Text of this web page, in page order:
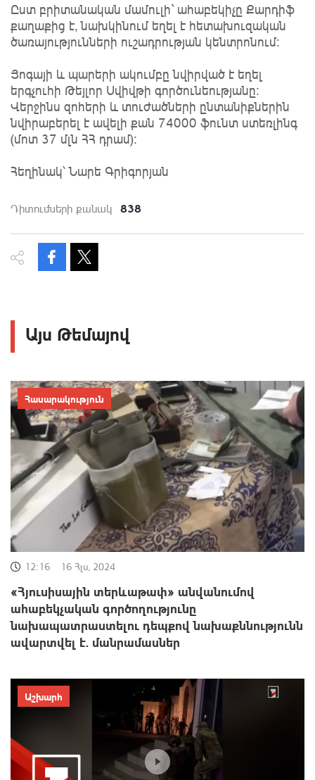
Ըստ բրիտանական մամուլի` ահաբեկիչը Քարդիֆ
քաղաքից է, նախկինում եղել է հետախուզական
ծառայությունների ուշադրության կենտրոնում:
Յոգայի և պարերի ակումբը նվիրված է եղել
երգչուհի Թեյլոր Սվիվթի գործունեությանը:
Վերջինս զոհերի և տուժածների ընտանիքներին
նվիրաբերել է ավելի քան 74000 ֆունտ ստեռլինգ
(մոտ 37 մլն ՀՀ դրամ):
Հեղինակ՝ Նարե Գրիգորյան
Դիտումների քանակ 838
Այս Թեմայով
12:16 16 Հլս, 2024
«Հյուսիսային տերևաթափ» անվանումով
ահաբեկչական գործողությունը
նախապատրաստելու դեպքով նախաքննությունն
ավարտվել է. մանրամասներ
Հասարակություն
Աշխարհ